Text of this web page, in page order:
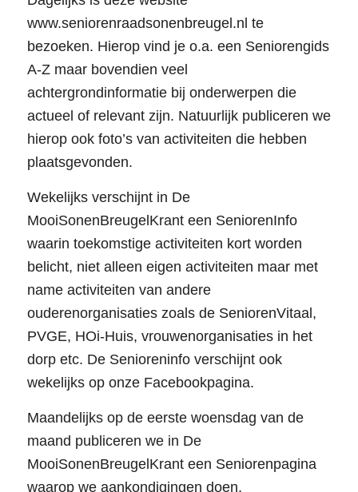
www.seniorenraadsonenbreugel.nl te
bezoeken. Hierop vind je o.a. een Seniorengids
A-Z maar bovendien veel
achtergrondinformatie bij onderwerpen die
actueel of relevant zijn. Natuurlijk publiceren we
hierop ook foto’s van activiteiten die hebben
plaatsgevonden.
Wekelijks verschijnt in De
MooiSonenBreugelKrant een SeniorenInfo
waarin toekomstige activiteiten kort worden
belicht, niet alleen eigen activiteiten maar met
name activiteiten van andere
ouderenorganisaties zoals de SeniorenVitaal,
PVGE, HOi-Huis, vrouwenorganisaties in het
dorp etc. De Senioreninfo verschijnt ook
wekelijks op onze Facebookpagina.
Maandelijks op de eerste woensdag van de
maand publiceren we in De
MooiSonenBreugelKrant een Seniorenpagina
waarop we aankondigingen doen,